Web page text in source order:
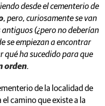
desde el cementerio de
, pero, curiosamente se van
(¿pero no deberían
se empiezan a encontrar
ha sucedido para que
orden.
de la localidad de
el camino que existe a la